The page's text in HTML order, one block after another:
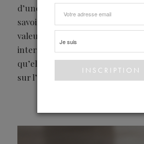
d’une extrême qualité. Nous
savoir plus sur cette matière
valeurs qui nous
interrogé Marion, fondatrice
qu’elle nous éclaire tant sur
sur l’entretien de ce cuir.